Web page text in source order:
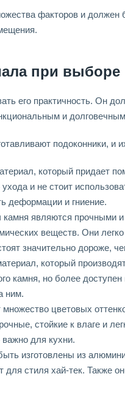
факторов и
при выборе
его практичность. Он
и
подоконники, и
который придает
и не стоит
деформации и гниение.
камня являются прочными
веществ. Они
значительно дороже,
который
камня, но более доступен
ним.
цветовых
стойкие к влаге и
для кухни.
изготовлены из
стиля хай-тек. Также